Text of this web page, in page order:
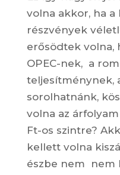
volna akkor, ha a
részvények
erősödtek volna,
OPEC-nek, a
teljesítménynek,
sorolhatnánk,
volna az árfolyam
Ft-os szintre?
kellett volna
észbe nem nem